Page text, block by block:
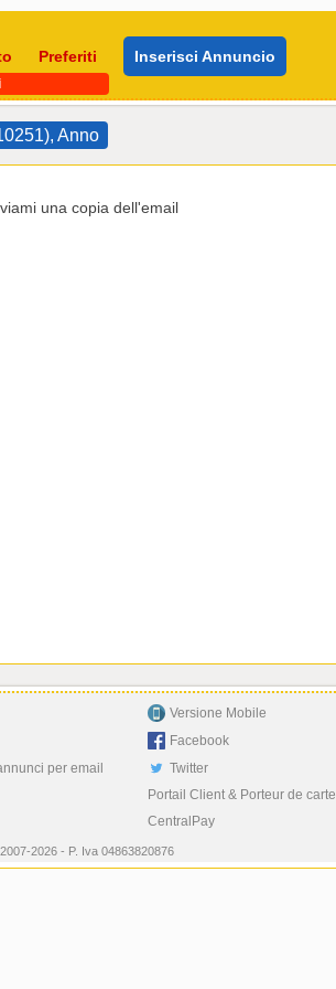
Preferiti Inserisci Annuncio
Anno
una copia dell'email
per email
Versione Mobile
Facebook
Twitter
Portail Client & Porteur de carte
CentralPay
2026 - P. Iva 04863820876